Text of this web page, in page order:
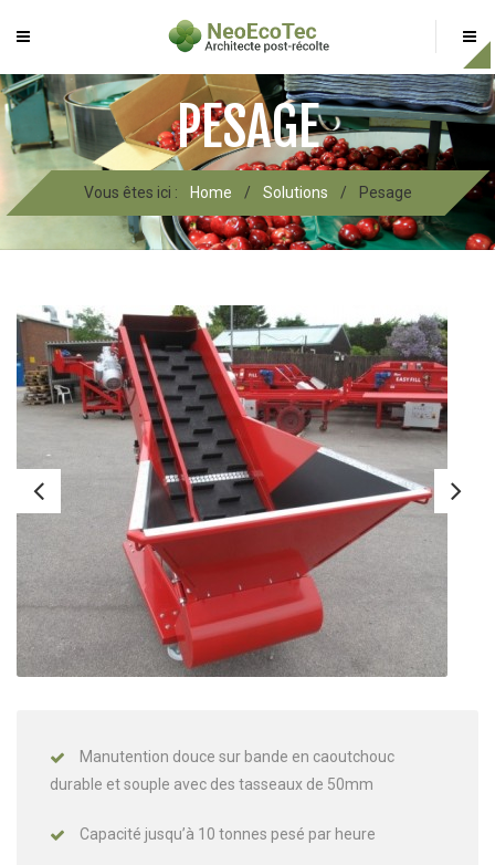
PESAGE
Vous êtes ici : Home / Solutions / Pesage
Manutention douce sur bande en caoutchouc
durable et souple avec des tasseaux de 50mm
Capacité jusqu’à 10 tonnes pesé par heure